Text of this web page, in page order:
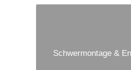
Schwermontage &